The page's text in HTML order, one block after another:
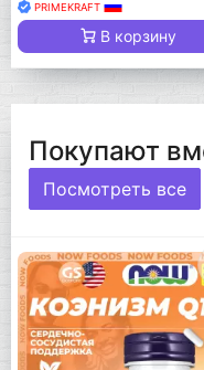
PRIMEKRAFT
В корзину
Покупают
Посмотреть все